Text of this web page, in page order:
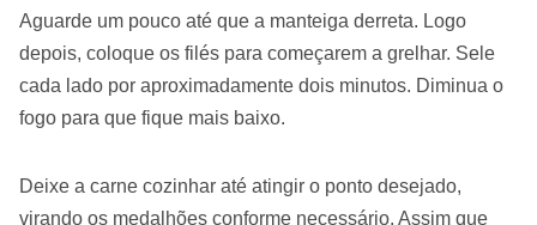
Aguarde um pouco até que a manteiga derreta. Logo
depois, coloque os filés para começarem a grelhar. Sele
cada lado por aproximadamente dois minutos. Diminua o
fogo para que fique mais baixo.
Deixe a carne cozinhar até atingir o ponto desejado,
virando os medalhões conforme necessário. Assim que